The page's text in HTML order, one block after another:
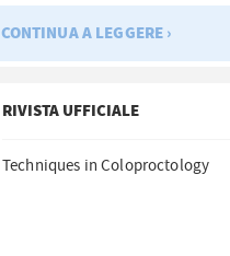
CONTINUA A LEGGERE ›
RIVISTA UFFICIALE
Techniques in Coloproctology